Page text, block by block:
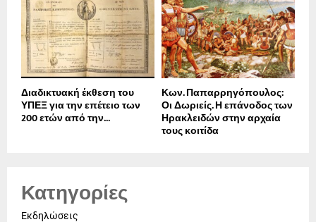
Διαδικτυακή έκθεση του
ΥΠΕΞ για την επέτειο των
200 ετών από την...
Κων. Παπαρρηγόπουλος:
Οι Δωριείς. Η επάνοδος των
Ηρακλειδών στην αρχαία
τους κοιτίδα
Κατηγορίες
Εκδηλώσεις